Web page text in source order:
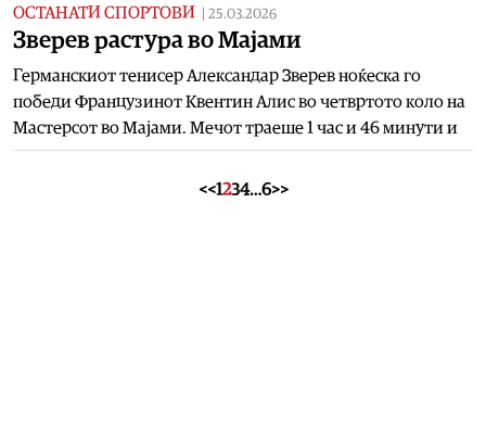
ОСТАНАТИ СПОРТОВИ 25.03.2026
Зверев растура во Мајами
Германскиот тенисер Александар Зверев ноќеска го
победи Французинот Квентин Алис во четвртото коло на
Мастерсот во Мајами. Мечот траеше 1 час и 46 минути и
<<1234…6>>